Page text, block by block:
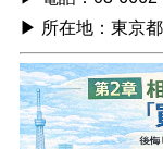
▶ 所在地：東京